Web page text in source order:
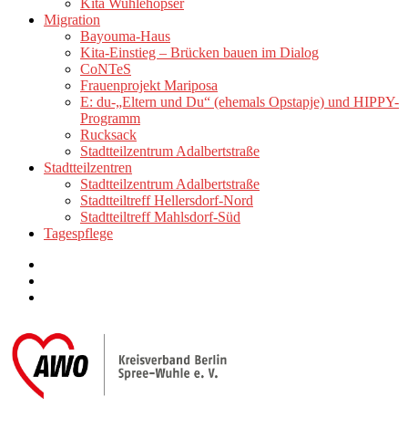
Kita Wuhlehopser
Migration
Bayouma-Haus
Kita-Einstieg – Brücken bauen im Dialog
CoNTeS
Frauenprojekt Mariposa
E: du-„Eltern und Du“ (ehemals Opstapje) und HIPPY-
Programm
Rucksack
Stadtteilzentrum Adalbertstraße
Stadtteilzentren
Stadtteilzentrum Adalbertstraße
Stadtteiltreff Hellersdorf-Nord
Stadtteiltreff Mahlsdorf-Süd
Tagespflege